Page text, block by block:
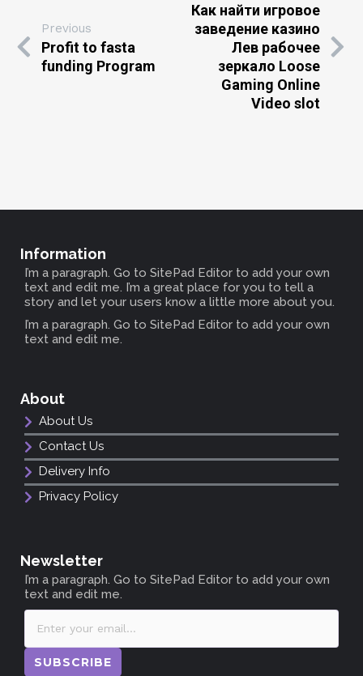
Previous
Profit to fasta
funding Program
Как найти игровое
заведение казино
Лев рабочее
зеркало Loose
Gaming Online
Video slot
Information
I’m a paragraph. Go to SitePad Editor to add your own
text and edit me. I’m a great place for you to tell a
story and let your users know a little more about you.
I’m a paragraph. Go to SitePad Editor to add your own
text and edit me.
About
About Us
Contact Us
Delivery Info
Privacy Policy
Newsletter
I’m a paragraph. Go to SitePad Editor to add your own
text and edit me.
SUBSCRIBE